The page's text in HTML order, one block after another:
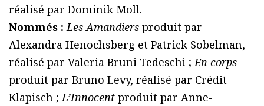
réalisé par Dominik Moll.
Nommés : Les Amandiers produit par
Alexandra Henochsberg et Patrick Sobelman,
réalisé par Valeria Bruni Tedeschi ;En corps
produit par Bruno Levy, réalisé par Crédit
Klapisch ;L’Innocent produit par Anne-